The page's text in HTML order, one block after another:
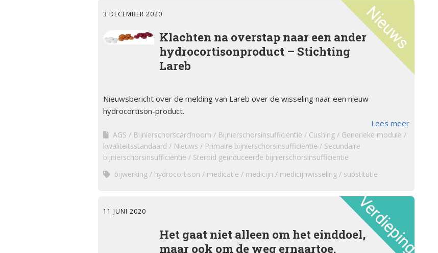
3 DECEMBER 2020
Klachten na overstap naar een ander
hydrocortisonproduct – Stichting
Lareb
Nieuwsbericht over de melding van Lareb over de wisseling naar een nieuw
hydrocortison-product.
Lees meer
AGS Bijnierschorscarcinoom Bijnierschorsinsufficientie Cushing
Generieke module
kwaliteitsstandaard
Nieuws Primaire bijnierschorsinsufficiëntie
Secundaire
bijnierschorsinsufficiëntie
Steroid geïnduceerde bijnierschorsinsufficiëntie
bijwerking
hydrocortison medicatie medicijn medicijnwisseling substitutie
11 JUNI 2020
Het gaat niet alleen om het einddoel,
maar ook om de weg ernaartoe.